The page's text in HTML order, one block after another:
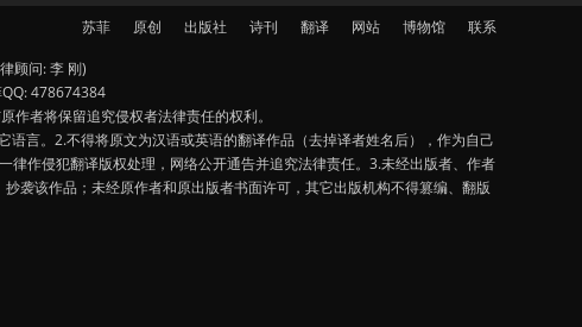
苏菲 原创 出版社 诗刊 翻译 网站 博物馆 联系
顾问: 李 刚)
478674384
作者将保留追究侵权者法律责任的权利。
言。2.不得将原文为汉语或英语的翻译作品（去掉译者姓名后），作为自己
作侵犯翻译版权处理，网络公开通告并追究法律责任。3.未经出版者、作者
袭该作品；未经原作者和原出版者书面许可，其它出版机构不得篡编、翻版